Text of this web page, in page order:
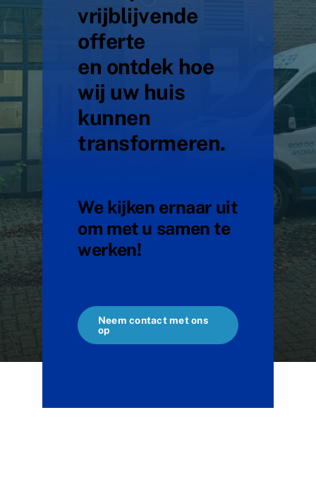
vrijblijvende
offerte
en ontdek hoe
wij uw huis
kunnen
transformeren.
We kijken ernaar uit
om met u samen te
werken!
Neem contact met ons
op